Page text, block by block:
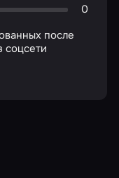
0
после
соцсети